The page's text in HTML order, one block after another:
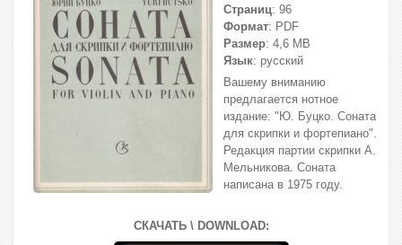
Страниц: 96
Формат: PDF
Размер: 4,6 МВ
Язык: русский
Вашему вниманию
предлагается нотное
издание: "Ю. Буцко. Соната
для скрипки и фортепиано".
Редакция партии скрипки А.
Мельникова. Соната
написана в 1975 году.
СКАЧАТЬ \ DOWNLOAD: